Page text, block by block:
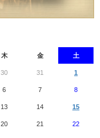
木 金 土
30 31 1
6 7 8
13 14 15
20 21 22